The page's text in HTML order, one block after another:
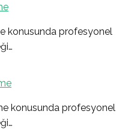
konusunda profesyonel
konusunda profesyonel